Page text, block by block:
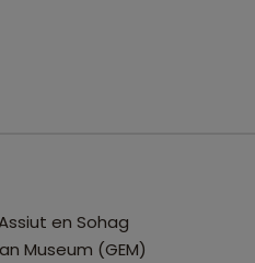
en Sohag
Museum (GEM)